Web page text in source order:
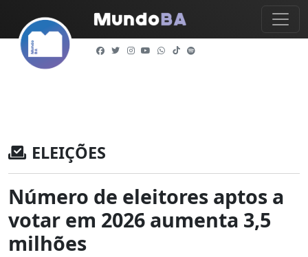
ELEIÇÕES
Número de eleitores aptos a
votar em 2026 aumenta 3,5
milhões